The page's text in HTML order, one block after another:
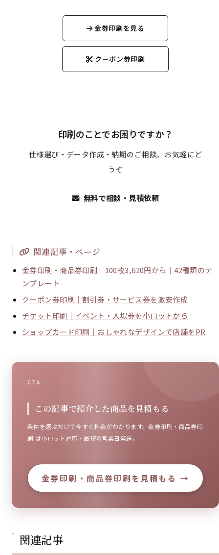
金券印刷を見る
クーポン券印刷
印刷のことでお困りですか？
仕様選び・データ作成・納期のご相談、お気軽にど
うぞ
無料で相談・見積依頼
関連記事・ページ
金券印刷・商品券印刷｜100枚3,620円から｜42種類のテ
ンプレート
クーポン券印刷｜割引券・サービス券を激安作成
チケット印刷｜イベント・入場券を小ロットから
ショップカード印刷｜おしゃれなデザインで店舗をPR
CTA
この記事で紹介した商品を見積もる
条件を選ぶだけで今すぐ料金がわかります。金券印刷・商品券印
刷 は小ロット対応・最短翌営業日発送。
金券印刷・商品券印刷を見積もる →
関連記事